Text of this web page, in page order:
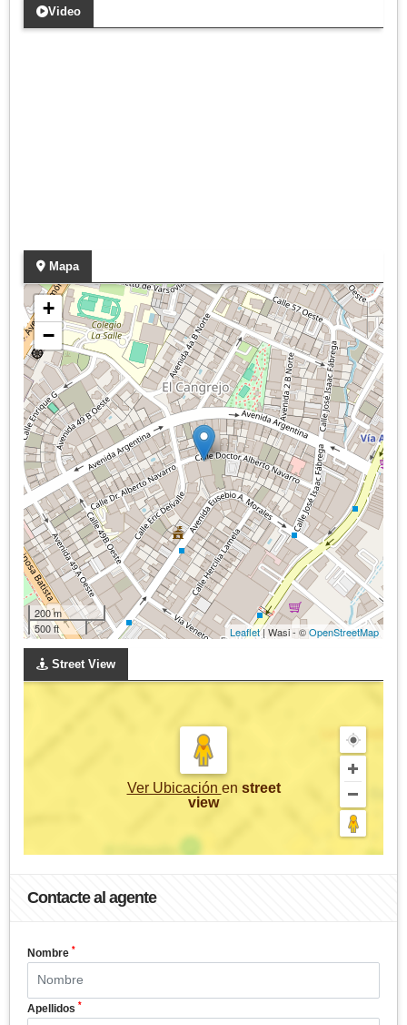
Video
Mapa
+
−
200 m
500 ft
Leaflet| Wasi - ©OpenStreetMap
Street View
Ver Ubicación en street
view
Contacte al agente
Nombre *
Apellidos *